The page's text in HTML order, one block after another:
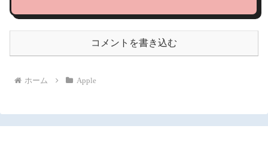
コメントを書き込む
ホーム Apple